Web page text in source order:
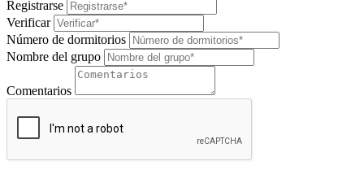
Registrarse
Verificar
Número de dormitorios
Nombre del grupo
Comentarios